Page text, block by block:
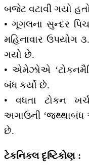
બજેટ વટાવી ગયો
• ગૂગલના સુન્દર
મહિનાવાર ઉપયોગ
ગયો છે.
• એમેઝોએ
બંધ કર્યો છે.
• વધતા ટોકન
અગાઉની ‘જથ્થાબંધ
છે.
ટેકનિકલ દૃષ્ટિકોણ :